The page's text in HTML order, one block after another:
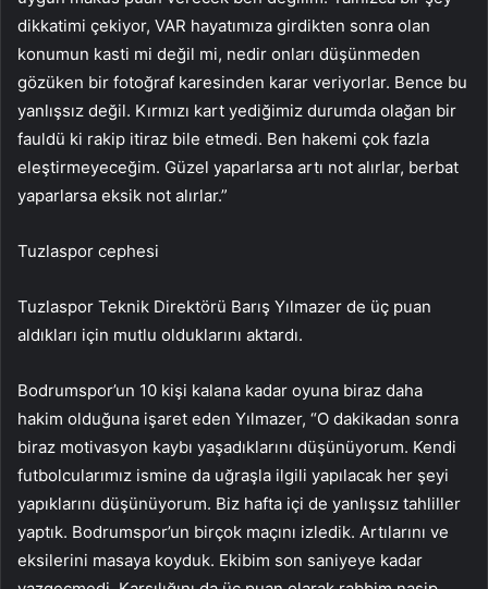
dikkatimi çekiyor, VAR hayatımıza girdikten sonra olan
konumun kasti mi değil mi, nedir onları düşünmeden
gözüken bir fotoğraf karesinden karar veriyorlar. Bence bu
yanlışsız değil. Kırmızı kart yediğimiz durumda olağan bir
fauldü ki rakip itiraz bile etmedi. Ben hakemi çok fazla
eleştirmeyeceğim. Güzel yaparlarsa artı not alırlar, berbat
yaparlarsa eksik not alırlar.”
Tuzlaspor cephesi
Tuzlaspor Teknik Direktörü Barış Yılmazer de üç puan
aldıkları için mutlu olduklarını aktardı.
Bodrumspor’un 10 kişi kalana kadar oyuna biraz daha
hakim olduğuna işaret eden Yılmazer, “O dakikadan sonra
biraz motivasyon kaybı yaşadıklarını düşünüyorum. Kendi
futbolcularımız ismine da uğraşla ilgili yapılacak her şeyi
yapıklarını düşünüyorum. Biz hafta içi de yanlışsız tahliller
yaptık. Bodrumspor’un birçok maçını izledik. Artılarını ve
eksilerini masaya koyduk. Ekibim son saniyeye kadar